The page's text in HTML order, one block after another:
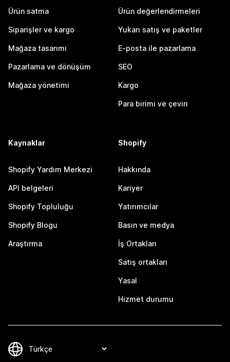
Ürün satma
Siparişler ve kargo
Mağaza tasarımı
Pazarlama ve dönüşüm
Mağaza yönetimi
Ürün değerlendirmeleri
Yukarı satış ve paketler
E-posta ile pazarlama
SEO
Kargo
Para birimi ve çeviri
Kaynaklar
Shopify Yardım Merkezi
API belgeleri
Shopify Topluluğu
Shopify Blogu
Araştırma
Shopify
Hakkında
Kariyer
Yatırımcılar
Basın ve medya
İş Ortakları
Satış ortakları
Yasal
Hizmet durumu